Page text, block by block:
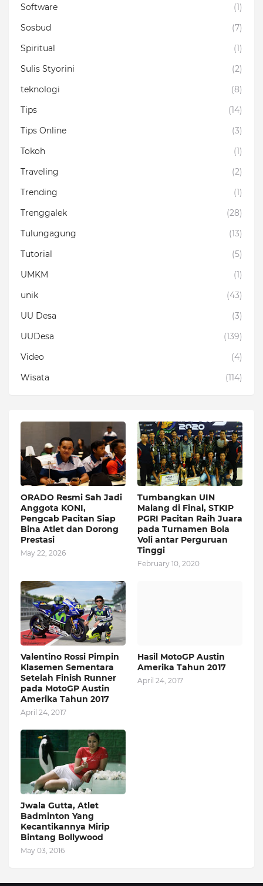
Software
(1)
Sosbud
(7)
Spiritual
(1)
Sulis Styorini
(2)
teknologi
(8)
Tips
(14)
Tips Online
(3)
Tokoh
(1)
Traveling
(2)
Trending
(1)
Trenggalek
(28)
Tulungagung
(13)
Tutorial
(5)
UMKM
(1)
unik
(43)
UU Desa
(3)
UUDesa
(139)
Video
(4)
Wisata
(114)
ORADO Resmi Sah Jadi
Anggota KONI,
Pengcab Pacitan Siap
Bina Atlet dan Dorong
Prestasi
May 22, 2026
Tumbangkan UIN
Malang di Final, STKIP
PGRI Pacitan Raih Juara
pada Turnamen Bola
Voli antar Perguruan
Tinggi
February 10, 2020
Valentino Rossi Pimpin
Klasemen Sementara
Setelah Finish Runner
pada MotoGP Austin
Amerika Tahun 2017
April 24, 2017
Hasil MotoGP Austin
Amerika Tahun 2017
April 24, 2017
Jwala Gutta, Atlet
Badminton Yang
Kecantikannya Mirip
Bintang Bollywood
May 03, 2016